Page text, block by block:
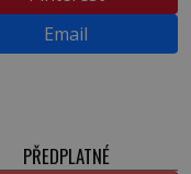
Email
PŘEDPLATNÉ